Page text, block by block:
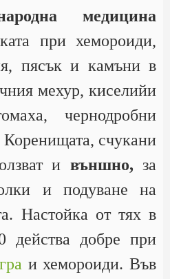
медицина
при хемороиди,
пясък и камъни в
мехур, киселийи
чернодробни
Коренищата, счукани
и външно, за
и подуване на
Настойка от тях в
действа добре при
и хемороиди. Във